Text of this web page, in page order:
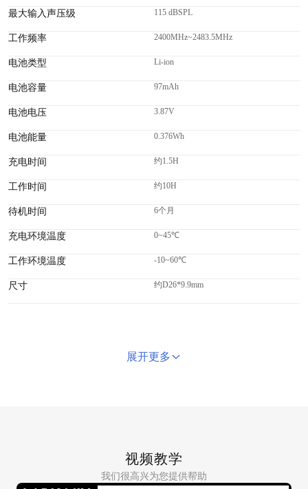
最大输入声压级 115 dBSPL
工作频率 2400MHz~2483.5MHz
电池类型 Li-ion
电池容量 97mAh
电池电压 3.87V
电池能量 0.376Wh
充电时间 约1.5H
工作时间 约10H
待机时间 6个月
充电环境温度 0~45℃
工作环境温度 -10~60℃
尺寸 约D26*9.9mm
展开更多
视频教学
我们很高兴为您提供帮助